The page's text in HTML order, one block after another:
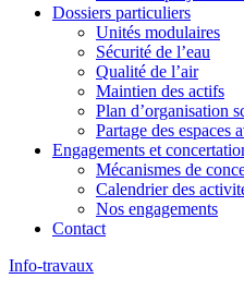
Dossiers particuliers
Unités modulaires
Sécurité de l’eau
Qualité de l’air
Maintien des actifs
Plan d’organisation
Partage des espaces
Engagements et
Mécanismes de
Calendrier des
Nos engagements
Contact
Info-travaux